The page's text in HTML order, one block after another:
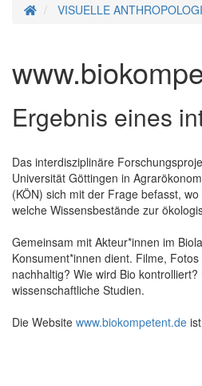
StartseiteVISUELLE
Ergebnis eines
Das interdisziplinäre
Universität Göttingen in
(KÖN) sich mit der Frage befasst,
welche Wissensbestände zur
Gemeinsam mit Akteur*innen im
Konsument*innen dient. Filme,
nachhaltig? Wie wird Bio
wissenschaftliche Studien.
Die Website www.biokompetent.de